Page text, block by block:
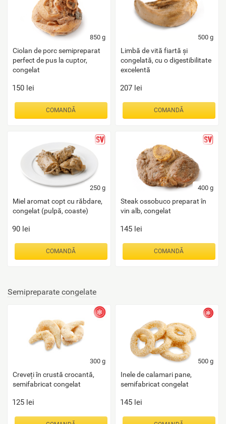
850 g
Ciolan de porc semipreparat
perfect de pus la cuptor,
congelat
150 lei
COMANDĂ
500 g
Limbă de vită fiartă și
congelată, cu o digestibilitate
excelentă
207 lei
COMANDĂ
250 g
Miel aromat copt cu răbdare,
congelat (pulpă, coaste)
90 lei
COMANDĂ
400 g
Steak ossobuco preparat în
vin alb, congelat
145 lei
COMANDĂ
Semipreparate congelate
300 g
Creveți în crustă crocantă,
semifabricat congelat
125 lei
500 g
Inele de calamari pane,
semifabricat congelat
145 lei